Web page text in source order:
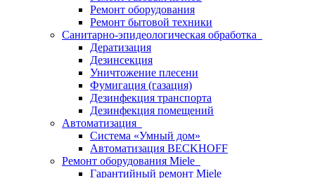
Ремонт оборудования
Ремонт бытовой техники
Санитарно-эпидеологическая обработка
Дератизация
Дезинсекция
Уничтожение плесени
Фумигация (газация)
Дезинфекция транспорта
Дезинфекция помещений
Автоматизация
Система «Умный дом»
Автоматизация BECKHOFF
Ремонт оборудования Miele
Гарантийный ремонт Miele